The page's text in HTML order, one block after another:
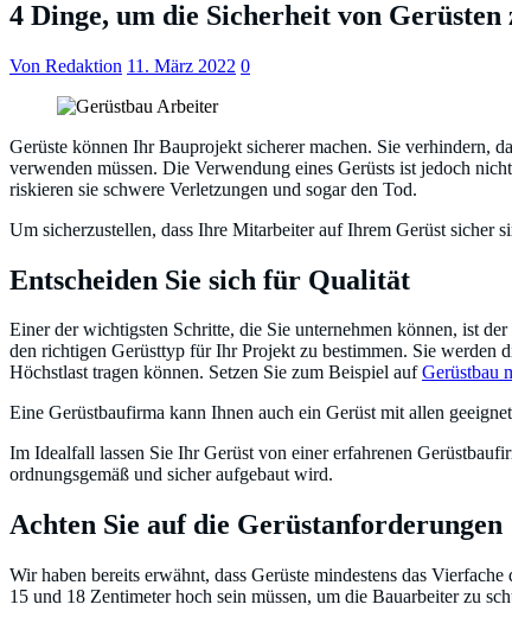
4 Dinge, um die Sicherheit von Gerüsten
Von Redaktion 11. März 2022 0
Gerüste können Ihr Bauprojekt sicherer machen. Sie verhindern,
verwenden müssen. Die Verwendung eines Gerüsts ist jedoch
riskieren sie schwere Verletzungen und sogar den Tod.
Um sicherzustellen, dass Ihre Mitarbeiter auf Ihrem Gerüst sicher
Entscheiden Sie sich für Qualität
Einer der wichtigsten Schritte, die Sie unternehmen können, ist
den richtigen Gerüsttyp für Ihr Projekt zu bestimmen. Sie werden
Höchstlast tragen können. Setzen Sie zum Beispiel aufGerüstbau
Eine Gerüstbaufirma kann Ihnen auch ein Gerüst mit allen
Im Idealfall lassen Sie Ihr Gerüst von einer erfahrenen
ordnungsgemäß und sicher aufgebaut wird.
Achten Sie auf die Gerüstanforderungen
Wir haben bereits erwähnt, dass Gerüste mindestens das
15 und 18 Zentimeter hoch sein müssen, um die Bauarbeiter zu